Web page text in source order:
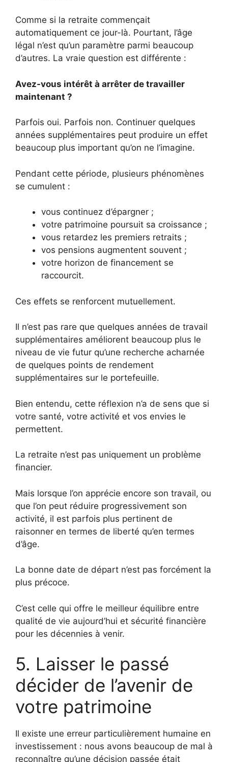
Comme si la retraite commençait
automatiquement ce jour-là. Pourtant, l’âge
légal n’est qu’un paramètre parmi beaucoup
d’autres. La vraie question est différente :
Avez-vous intérêt à arrêter de travailler
maintenant ?
Parfois oui. Parfois non. Continuer quelques
années supplémentaires peut produire un effet
beaucoup plus important qu’on ne l’imagine.
Pendant cette période, plusieurs phénomènes
se cumulent :
vous continuez d’épargner ;
votre patrimoine poursuit sa croissance ;
vous retardez les premiers retraits ;
vos pensions augmentent souvent ;
votre horizon de financement se
raccourcit.
Ces effets se renforcent mutuellement.
Il n’est pas rare que quelques années de travail
supplémentaires améliorent beaucoup plus le
niveau de vie futur qu’une recherche acharnée
de quelques points de rendement
supplémentaires sur le portefeuille.
Bien entendu, cette réflexion n’a de sens que si
votre santé, votre activité et vos envies le
permettent.
La retraite n’est pas uniquement un problème
financier.
Mais lorsque l’on apprécie encore son travail, ou
que l’on peut réduire progressivement son
activité, il est parfois plus pertinent de
raisonner en termes de liberté qu’en termes
d’âge.
La bonne date de départ n’est pas forcément la
plus précoce.
C’est celle qui offre le meilleur équilibre entre
qualité de vie aujourd’hui et sécurité financière
pour les décennies à venir.
5. Laisser le passé
décider de l’avenir de
votre patrimoine
Il existe une erreur particulièrement humaine en
investissement : nous avons beaucoup de mal à
reconnaître qu’une décision passée était